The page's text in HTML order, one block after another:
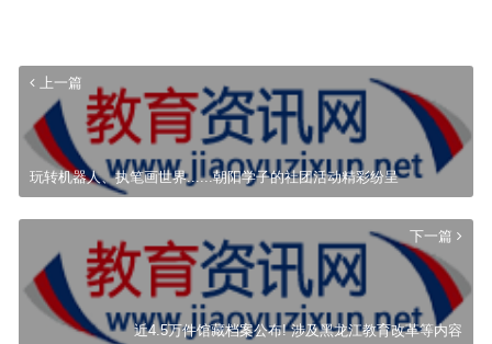
上一篇
玩转机器人、执笔画世界......朝阳学子的社团活动精彩纷呈
下一篇
近4.5万件馆藏档案公布! 涉及黑龙江教育改革等内容